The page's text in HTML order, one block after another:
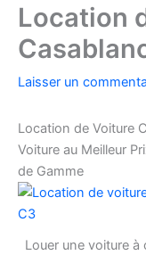
Location
Laisser un
Location de Voiture
Voiture au Meilleur
de Gamme
Louer une voiture à